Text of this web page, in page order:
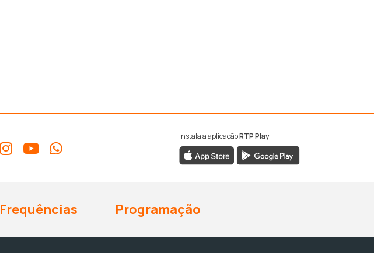
Instala a aplicaçãoRTP Play
Frequências Programação